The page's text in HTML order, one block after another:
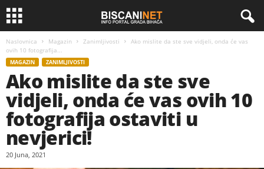
Naslovnica Magazin Zanimljivosti
Ako mislite da ste sve vidjeli, onda će vas
ovih 10 fotografija...
MAGAZIN ZANIMLJIVOSTI
Ako mislite da ste sve
vidjeli, onda će vas ovih 10
fotografija ostaviti u
nevjerici!
20 Juna, 2021